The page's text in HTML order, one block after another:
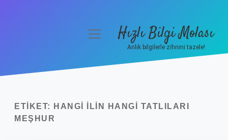
Yasal Uyarı
menüyüHızlı Bilgi Molası
Anlık bilgilerle zihnini tazele!
ETIKET:
HANGI ILIN HANGI TATLILARI
MEŞHUR